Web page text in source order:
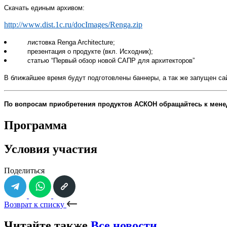
Скачать единым архивом:
http://www.dist.1c.ru/docImages/Renga.zip
листовка Renga Architecture;
презентация о продукте (вкл. Исходник);
статью “Первый обзор новой САПР для архитекторов”
В ближайшее время будут подготовлены баннеры, а так же запущен
По вопросам приобретения продуктов АСКОН обращайтесь к
Программа
Условия участия
Поделиться
Возврат к списку